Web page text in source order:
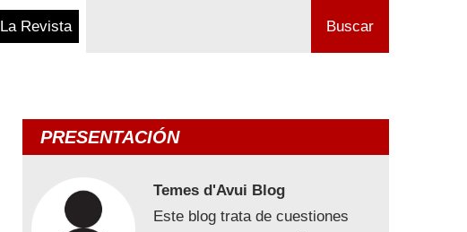
Buscar
La Revista
PRESENTACIÓN
Temes d'Avui Blog
Este blog trata de cuestiones